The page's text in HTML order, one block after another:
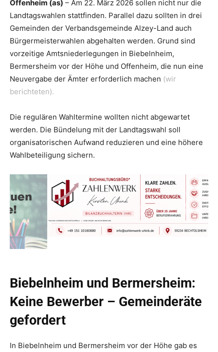
Offenheim (as) – Am 22. März 2026 sollen nicht nur die
Landtagswahlen stattfinden. Parallel dazu sollten in drei
Gemeinden der Verbandsgemeinde Alzey-Land auch
Bürgermeisterwahlen abgehalten werden. Grund sind
vorzeitige Amtsniederlegungen in Biebelnheim,
Bermersheim vor der Höhe und Offenheim, die nun eine
Neuvergabe der Ämter erforderlich machen (wir
berichteten).
Die regulären Wahltermine wollten nicht abgewartet
werden. Die Bündelung mit der Landtagswahl soll
organisatorischen Aufwand reduzieren und eine höhere
Wahlbeteiligung sichern.
Biebelnheim und Bermersheim:
Keine Bewerber – Gemeinderäte
gefordert
In Biebelnheim und Bermersheim vor der Höhe gab es